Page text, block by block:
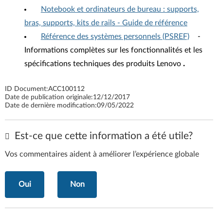
Notebook et ordinateurs de bureau : supports,
bras, supports, kits de rails - Guide de référence
Référence des systèmes personnels (PSREF)
-
Informations complètes sur les fonctionnalités et les
spécifications techniques des produits Lenovo .
ID Document:ACC100112
Date de publication originale:12/12/2017
Date de dernière modification:09/05/2022
Est-ce que cette information a été utile?
Vos commentaires aident à améliorer l’expérience globale
Oui Non